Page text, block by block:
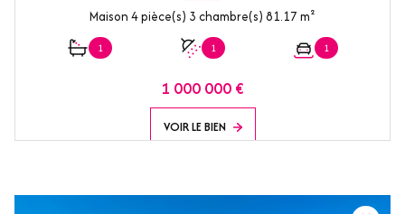
Maison 4 pièce(s) 3 chambre(s) 81.17 m²
1 1 1
1 000 000 €
VOIR LE BIEN